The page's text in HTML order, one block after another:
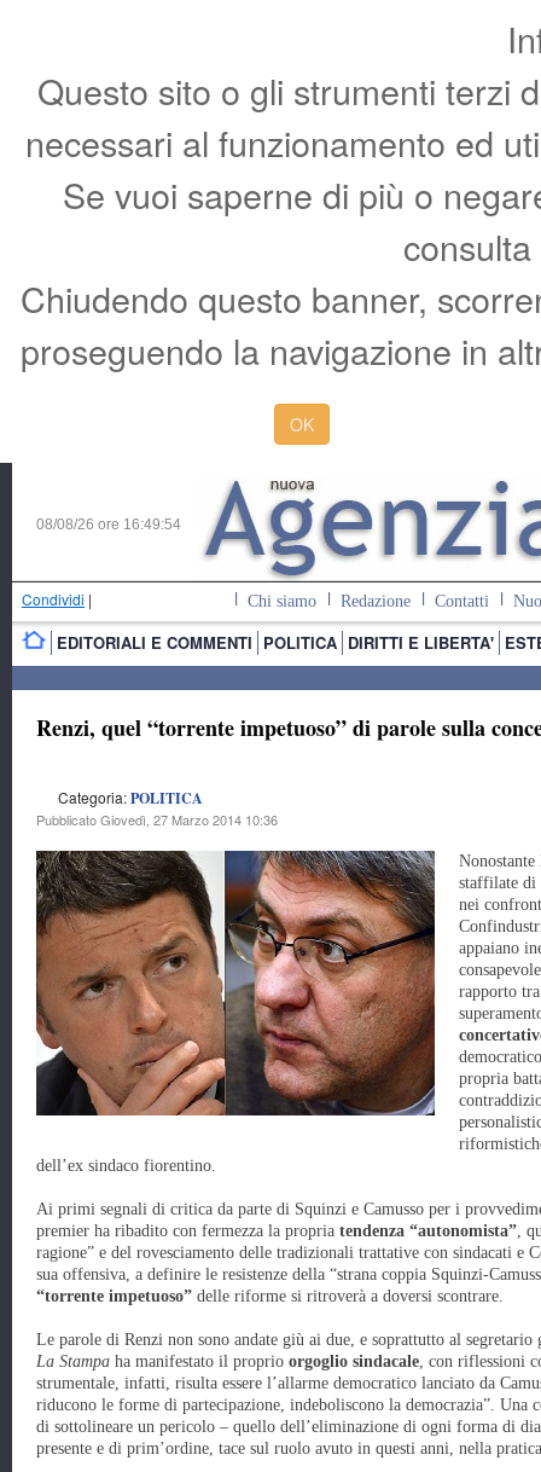
Questo sito o gli strumenti terzi
necessari al funzionamento ed
Se vuoi saperne di più o
Chiudendo questo banner,
proseguendo la navigazione in
OK
08/08/26 ore 16:49:55
Condividi | Chi siamo Redazione Contatti
EDITORIALI E COMMENTI POLITICA DIRITTI E LIBERTA'
Renzi, quel “torrente impetuoso” di parole sulla
Categoria:POLITICA
Pubblicato Giovedì, 27 Marzo 2014 10:36
Nonostante
staffilate di
nei
appaiano
rapporto
propria
dell’ex sindaco fiorentino.
Ai primi segnali di critica da parte di Squinzi e Camusso per i
premier ha ribadito con fermezza la propria tendenza “autonomista”,
ragione” e del rovesciamento delle tradizionali trattative con sindacati e
sua offensiva, a definire le resistenze della “strana coppia Squinzi-
“torrente impetuoso” delle riforme si ritroverà a doversi scontrare.
Le parole di Renzi non sono andate giù ai due, e soprattutto al
La Stampa ha manifestato il proprio orgoglio sindacale, con riflessioni
strumentale, infatti, risulta essere l’allarme democratico lanciato da
riducono le forme di partecipazione, indeboliscono la democrazia”. Una
di sottolineare un pericolo – quello dell’eliminazione di ogni forma di
presente e di prim’ordine, tace sul ruolo avuto in questi anni, nella